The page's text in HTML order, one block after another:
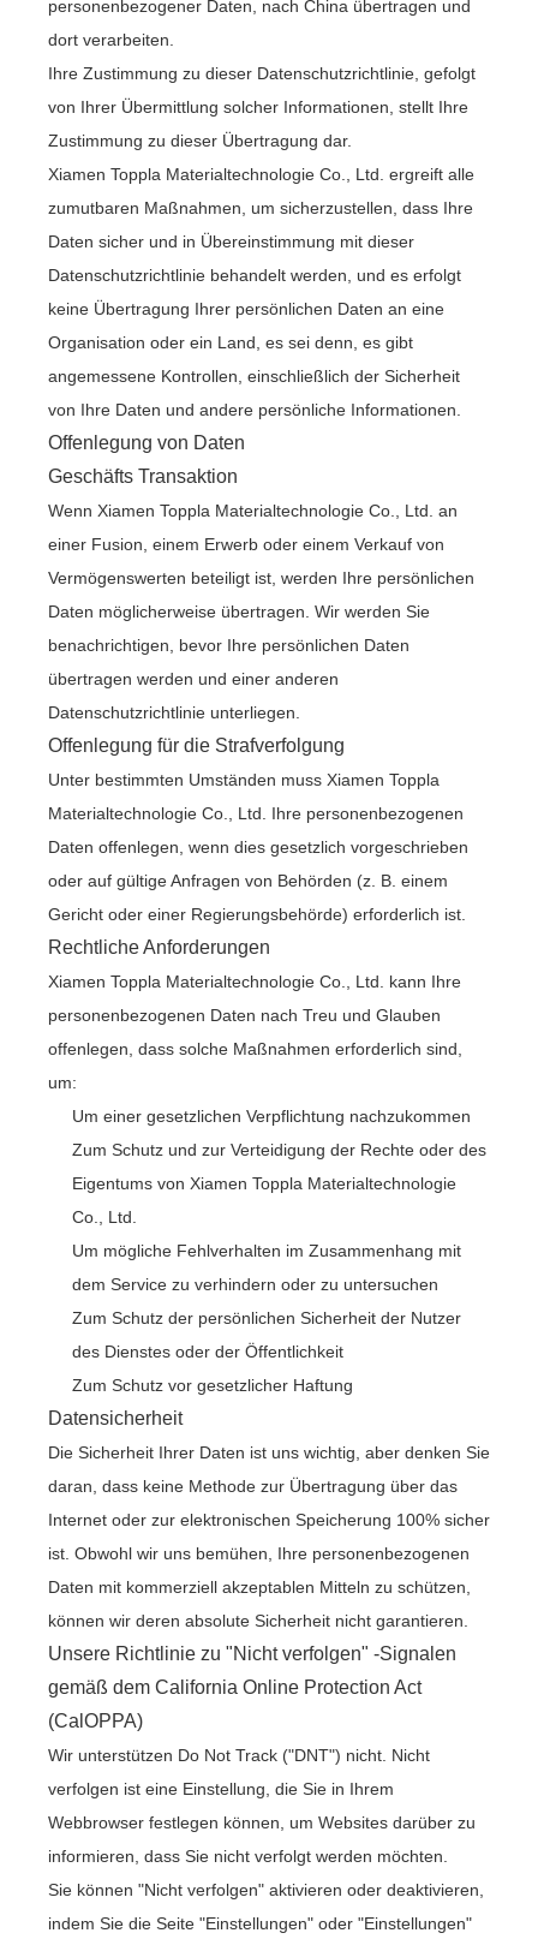
personenbezogener Daten, nach China übertragen und
dort verarbeiten.
Ihre Zustimmung zu dieser Datenschutzrichtlinie, gefolgt
von Ihrer Übermittlung solcher Informationen, stellt Ihre
Zustimmung zu dieser Übertragung dar.
Xiamen Toppla Materialtechnologie Co., Ltd. ergreift alle
zumutbaren Maßnahmen, um sicherzustellen, dass Ihre
Daten sicher und in Übereinstimmung mit dieser
Datenschutzrichtlinie behandelt werden, und es erfolgt
keine Übertragung Ihrer persönlichen Daten an eine
Organisation oder ein Land, es sei denn, es gibt
angemessene Kontrollen, einschließlich der Sicherheit
von Ihre Daten und andere persönliche Informationen.
Offenlegung von Daten
Geschäfts Transaktion
Wenn Xiamen Toppla Materialtechnologie Co., Ltd. an
einer Fusion, einem Erwerb oder einem Verkauf von
Vermögenswerten beteiligt ist, werden Ihre persönlichen
Daten möglicherweise übertragen. Wir werden Sie
benachrichtigen, bevor Ihre persönlichen Daten
übertragen werden und einer anderen
Datenschutzrichtlinie unterliegen.
Offenlegung für die Strafverfolgung
Unter bestimmten Umständen muss Xiamen Toppla
Materialtechnologie Co., Ltd. Ihre personenbezogenen
Daten offenlegen, wenn dies gesetzlich vorgeschrieben
oder auf gültige Anfragen von Behörden (z. B. einem
Gericht oder einer Regierungsbehörde) erforderlich ist.
Rechtliche Anforderungen
Xiamen Toppla Materialtechnologie Co., Ltd. kann Ihre
personenbezogenen Daten nach Treu und Glauben
offenlegen, dass solche Maßnahmen erforderlich sind,
um:
Um einer gesetzlichen Verpflichtung nachzukommen
Zum Schutz und zur Verteidigung der Rechte oder des
Eigentums von Xiamen Toppla Materialtechnologie
Co., Ltd.
Um mögliche Fehlverhalten im Zusammenhang mit
dem Service zu verhindern oder zu untersuchen
Zum Schutz der persönlichen Sicherheit der Nutzer
des Dienstes oder der Öffentlichkeit
Zum Schutz vor gesetzlicher Haftung
Datensicherheit
Die Sicherheit Ihrer Daten ist uns wichtig, aber denken Sie
daran, dass keine Methode zur Übertragung über das
Internet oder zur elektronischen Speicherung 100% sicher
ist. Obwohl wir uns bemühen, Ihre personenbezogenen
Daten mit kommerziell akzeptablen Mitteln zu schützen,
können wir deren absolute Sicherheit nicht garantieren.
Unsere Richtlinie zu "Nicht verfolgen" -Signalen
gemäß dem California Online Protection Act
(CalOPPA)
Wir unterstützen Do Not Track ("DNT") nicht. Nicht
verfolgen ist eine Einstellung, die Sie in Ihrem
Webbrowser festlegen können, um Websites darüber zu
informieren, dass Sie nicht verfolgt werden möchten.
Sie können "Nicht verfolgen" aktivieren oder deaktivieren,
indem Sie die Seite "Einstellungen" oder "Einstellungen"